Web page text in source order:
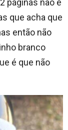
que acha que
então não
branco
é que não